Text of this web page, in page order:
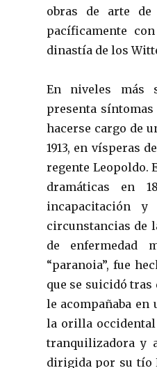
obras de arte de
pacíficamente
dinastía de los
En niveles más
presenta
hacerse cargo de
1913, en vísperas
regente Leopoldo.
dramáticas en
incapacitación
circunstancias de
de enfermedad
“paranoia”, fue
que se suicidó
le acompañaba en
la orilla occidental
tranquilizadora y
dirigida por su tío